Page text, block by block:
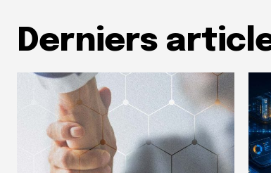
Derniers